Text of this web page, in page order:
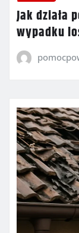
Jak działa
wypadku